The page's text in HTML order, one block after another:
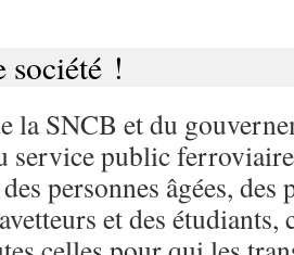
société !
la SNCB et du
service public
personnes âgées, des
et des étudiants,